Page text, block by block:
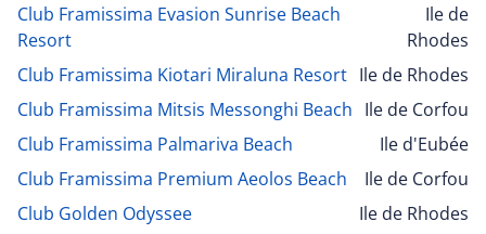
Club Framissima Evasion Sunrise Beach
Resort
Ile de
Rhodes
Club Framissima Kiotari Miraluna Resort Ile de Rhodes
Club Framissima Mitsis Messonghi Beach Ile de Corfou
Club Framissima Palmariva Beach
Ile d'Eubée
Club Framissima Premium Aeolos Beach
Ile de Corfou
Club Golden Odyssee
Ile de Rhodes